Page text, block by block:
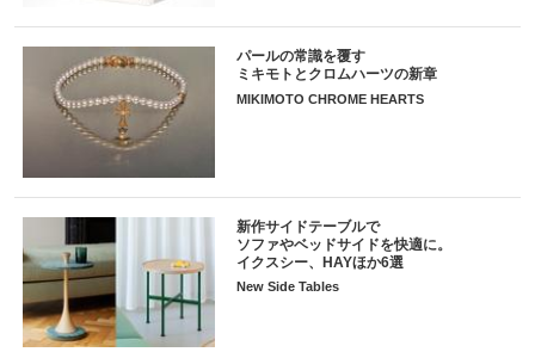
パールの常識を覆す
ミキモトとクロムハーツの新章
MIKIMOTO CHROME HEARTS
新作サイドテーブルで
ソファやベッドサイドを快適に。
イクスシー、HAYほか6選
New Side Tables